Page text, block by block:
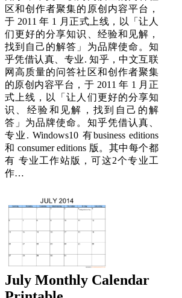
区和创作者聚集的原创内容平台，
于 2011 年 1 月正式上线，以「让人
们更好的分享知识、经验和见解，
找到自己的解答」为品牌使命。知
乎凭借认真、专业. 知乎，中文互联
网高质量的问答社区和创作者聚集
的原创内容平台，于 2011 年 1 月正
式上线，以「让人们更好的分享知
识、经验和见解，找到自己的解
答」为品牌使命。知乎凭借认真、
专业. Windows10 有business editions
和 consumer editions 版。其中每个都
有 专业工作站版，可这2个专业工
作…
July Monthly Calendar